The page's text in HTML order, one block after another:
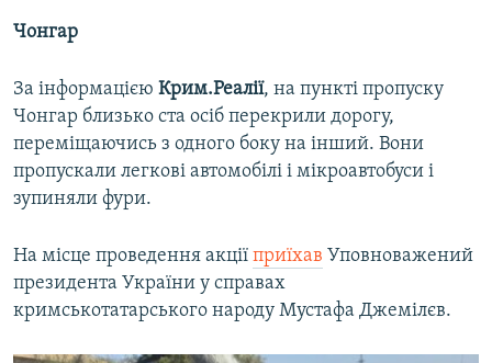
Чонгар
За інформацією Крим.Реалії, на пункті пропуску
Чонгар близько ста осіб перекрили дорогу,
переміщаючись з одного боку на інший. Вони
пропускали легкові автомобілі і мікроавтобуси і
зупиняли фури.
На місце проведення акції приїхав Уповноважений
президента України у справах
кримськотатарського народу Мустафа Джемілєв.